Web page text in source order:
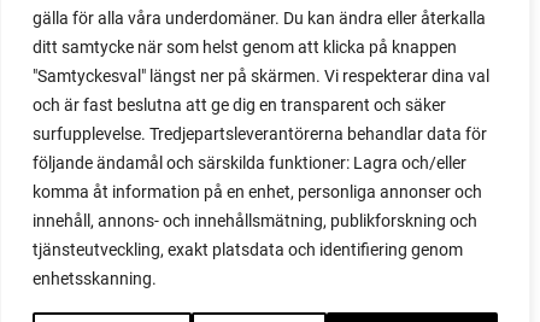
gälla för alla våra underdomäner. Du kan ändra eller återkalla
ditt samtycke när som helst genom att klicka på knappen
"Samtyckesval" längst ner på skärmen. Vi respekterar dina val
och är fast beslutna att ge dig en transparent och säker
surfupplevelse. Tredjepartsleverantörerna behandlar data för
följande ändamål och särskilda funktioner: Lagra och/eller
komma åt information på en enhet, personliga annonser och
innehåll, annons- och innehållsmätning, publikforskning och
tjänsteutveckling, exakt platsdata och identifiering genom
enhetsskanning.